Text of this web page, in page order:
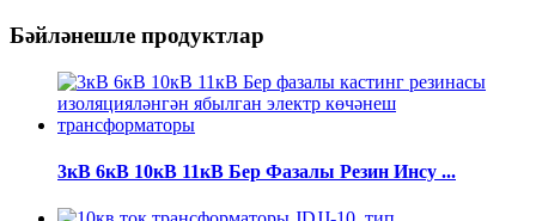
Бәйләнешле продуктлар
3кВ 6кВ 10кВ 11кВ Бер Фазалы Резин Инсу ...